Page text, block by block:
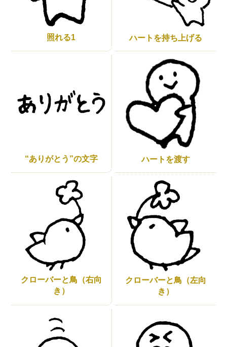
照れる1 ハートを持ち上げる
“ありがとう”の文字 ハートを渡す
クローバーと鳥（右向
き）
クローバーと鳥（左向
き）